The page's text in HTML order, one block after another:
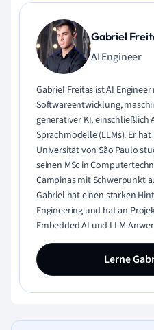
Gabriel
AI Engineer
Gabriel Freitas ist AI
Softwareentwicklung,
generativer KI,
Sprachmodelle (LLMs). Er
Universität von São Paulo
seinen MSc in
Campinas mit Schwerpunkt
Gabriel hat einen starken
Engineering und hat an
Embedded AI und LLM-
Lerne